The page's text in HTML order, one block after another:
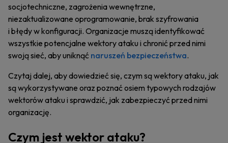
socjotechniczne, zagrożenia wewnętrzne,
niezaktualizowane oprogramowanie, brak szyfrowania
i błędy w konfiguracji. Organizacje muszą identyfikować
wszystkie potencjalne wektory ataku i chronić przed nimi
swoją sieć, aby uniknąć naruszeń bezpieczeństwa.
Czytaj dalej, aby dowiedzieć się, czym są wektory ataku, jak
są wykorzystywane oraz poznać osiem typowych rodzajów
wektorów ataku i sprawdzić, jak zabezpieczyć przed nimi
organizację.
Czym jest wektor ataku?